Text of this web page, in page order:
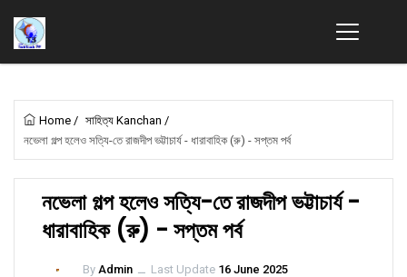
Home / সাহিত্য Kanchan /
নভেলা গল্প হলেও সত্যি-তে রাজদীপ ভট্টাচার্য - ধারাবাহিক (রু) - সপ্তম পর্ব
নভেলা গল্প হলেও সত্যি-তে রাজদীপ ভট্টাচার্য -
ধারাবাহিক (রু) - সপ্তম পর্ব
By Admin ــ Last Update 16 June 2025